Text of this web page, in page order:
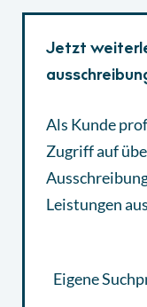
Jetzt
Als Kunde
Zugriff auf
Leistungen
Eigene